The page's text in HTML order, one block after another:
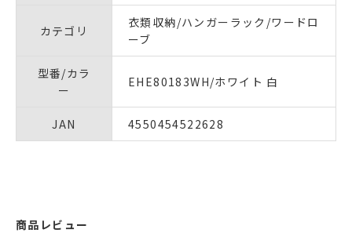
カテゴリ
衣類収納/ハンガーラック/ワードロ
ーブ
型番/カラ
ー
EHE80183WH/ホワイト 白
JAN 4550454522628
商品レビュー